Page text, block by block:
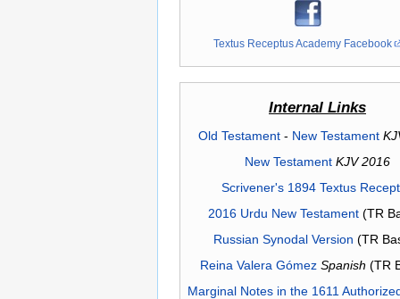
Textus Receptus Academy Facebook
Internal Links
Old Testament- New Testament
New Testament KJV 2016
Scrivener's 1894 Textus
2016 Urdu New Testament(TR
Russian Synodal Version (TR
Reina Valera Gómez Spanish (TR
Marginal Notes in the 1611